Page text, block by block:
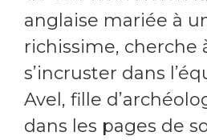
anglaise mariée à
richissime, cherche
s’incruster dans
Avel, fille
dans les pages de